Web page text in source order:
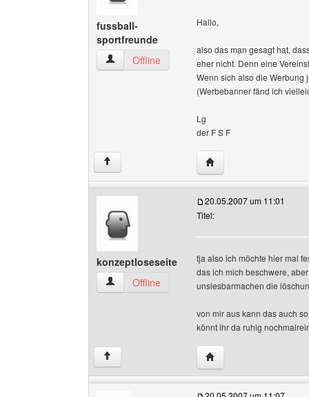
fussball-
sportfreunde
fussball-sportfreunde Benutzer-Profile
Offline
Hallo,
also das man gesagt hat,
eher nicht. Denn eine
Wenn sich also die Werbung
(Werbebanner fänd ich
Lg
der F S F
↑ Website dieses
konzeptloseseite
konzeptloseseite Benutzer-Profile anzeigen
Offline
20.05.2007 um 11:01
Titel:
tja also ich möchte hier mal
das ich mich beschwere,
unslesbarmachen die
von mir aus kann das auch
könnt ihr da ruhig
↑ Website dieses